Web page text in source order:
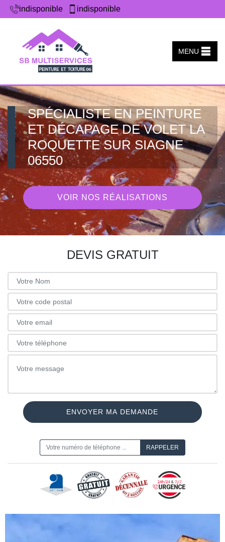
indisponible indisponible
MENU
SPÉCIALISTE EN PEINTURE
ET DÉCAPAGE DE VOLET LA
ROQUETTE SUR SIAGNE
06550
VOIR NOS RÉALISATIONS
DEVIS GRATUIT